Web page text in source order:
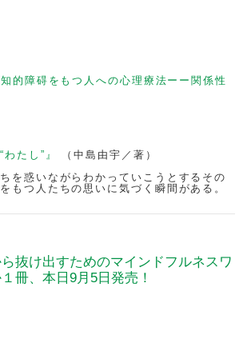
知的障碍をもつ人への心理療法ーー関係性
たし”』
（中島由宇／著）
を惑いながらわかっていこうとするその
もつ人たちの思いに気づく瞬間がある。
ら抜け出すためのマインドフルネスワ
冊、本日9月5日発売！